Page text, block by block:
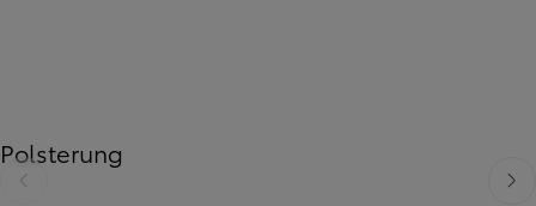
Polsterung
Zurück